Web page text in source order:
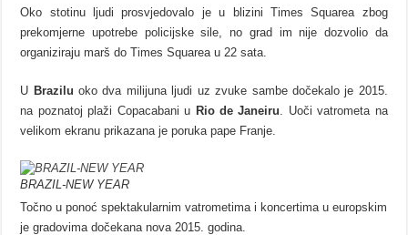
Oko stotinu ljudi prosvjedovalo je u blizini Times Squarea zbog
prekomjerne upotrebe policijske sile, no grad im nije dozvolio da
organiziraju marš do Times Squarea u 22 sata.
U Brazilu oko dva milijuna ljudi uz zvuke sambe dočekalo je 2015.
na poznatoj plaži Copacabani u Rio de Janeiru. Uoči vatrometa na
velikom ekranu prikazana je poruka pape Franje.
BRAZIL-NEW YEAR
Točno u ponoć spektakularnim vatrometima i koncertima u europskim
je gradovima dočekana nova 2015. godina.